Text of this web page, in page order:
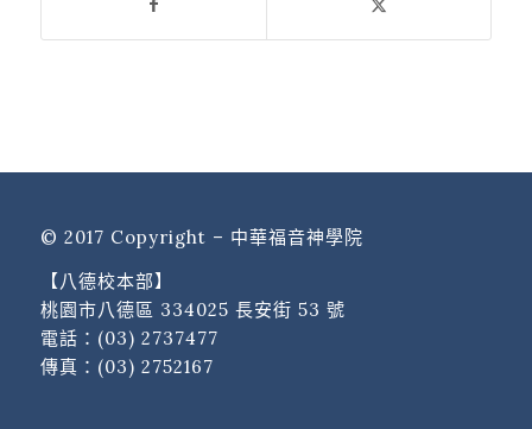
© 2017 Copyright – 中華福音神學院
【八德校本部】
桃園市八德區 334025 長安街 53 號
電話： (03) 2737477
傳真：(03) 2752167